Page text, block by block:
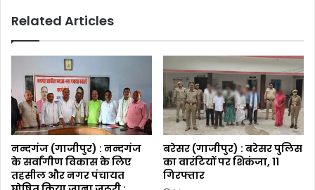
Related Articles
नन्दगंज (गाजीपुर) : नन्दगंज
के सर्वांगीण विकास के लिए
तहसील और नगर पंचायत
बरेसर (गाजीपुर) : बरेसर पुलिस
का वारंटियों पर शिकंजा, 11
गिरफ्तार